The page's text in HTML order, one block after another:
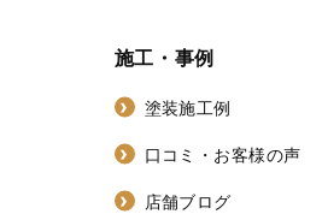
施工・事例
塗装施工例
口コミ・お客様の声
店舗ブログ